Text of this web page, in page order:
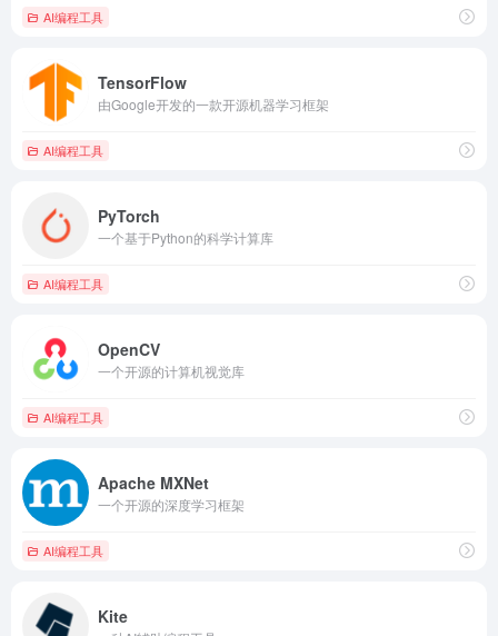
AI编程工具
TensorFlow
由Google开发的一款开源机器学习框架
AI编程工具
PyTorch
一个基于Python的科学计算库
AI编程工具
OpenCV
一个开源的计算机视觉库
AI编程工具
Apache MXNet
一个开源的深度学习框架
AI编程工具
Kite